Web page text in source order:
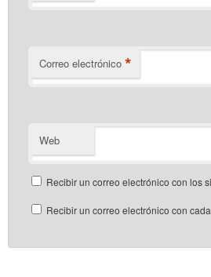
Correo electrónico *
Web
Recibir un correo electrónico con los
Recibir un correo electrónico con